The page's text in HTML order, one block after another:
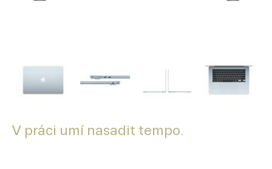
V práci umí nasadit tempo.